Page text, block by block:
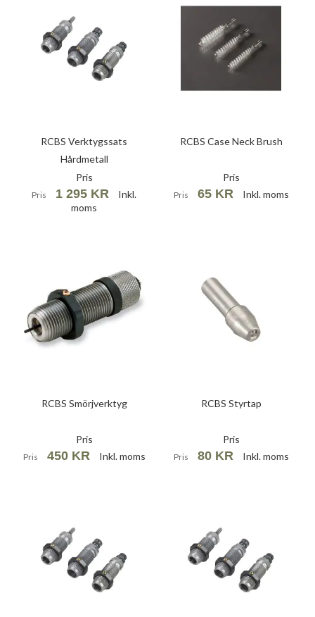
RCBS Verktygssats
Hårdmetall
Pris
Pris 1 295 KR
Inkl.
moms
RCBS Case Neck Brush
Pris
Pris 65 KR Inkl. moms
RCBS Smörjverktyg
Pris
Pris 450 KR Inkl. moms
RCBS Styrtap
Pris
Pris 80 KR Inkl. moms